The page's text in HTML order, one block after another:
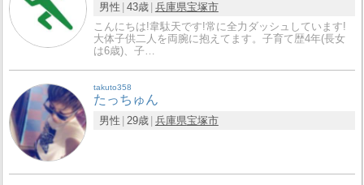
男性 43歳 兵庫県宝塚市
こんにちは!韋駄天です!常に全力ダッシュしています!
大体子供二人を両腕に抱えてます。子育て歴4年(長女
は6歳)、子…
takuto358
たっちゅん
男性 29歳 兵庫県宝塚市